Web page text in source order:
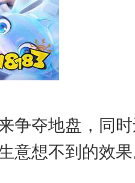
争夺地盘，同
意想不到的效